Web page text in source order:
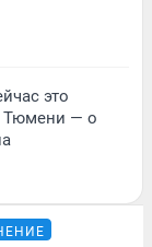
это
Тюмени — о